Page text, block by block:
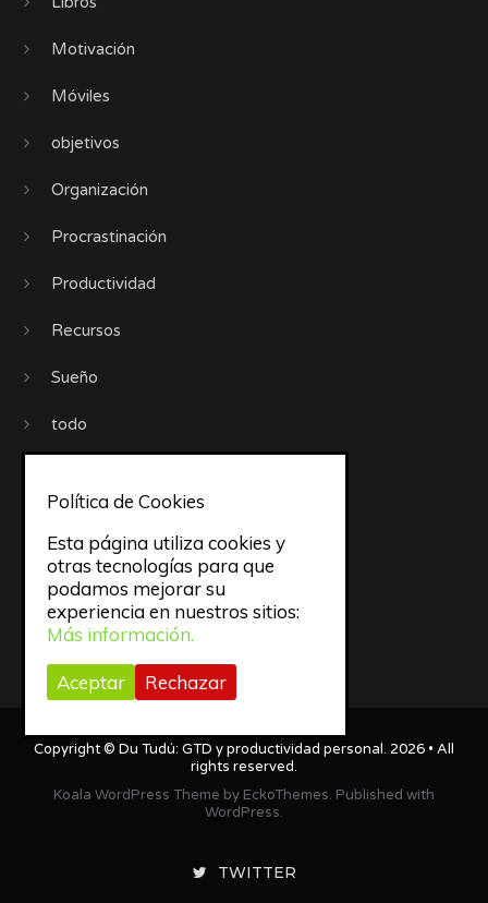
Motivación
Móviles
objetivos
Organización
Procrastinación
Productividad
Recursos
Sueño
todo
Uncategorized
Video
Copyright © Du Tudú: GTD y productividad personal. 2026 • All
rights reserved.
Koala WordPress Theme by EckoThemes. Published with
WordPress.
TWITTER
Política de Cookies
Esta página utiliza cookies y
otras tecnologías para que
podamos mejorar su
experiencia en nuestros sitios:
Más información.
Aceptar Rechazar